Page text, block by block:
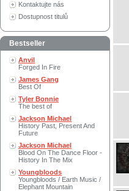
Kontaktujte nás
Dostupnost titulů
Bestseller
Anvil
Forged In Fire
James Gang
Best Of
Tyler Bonnie
The best of
Jackson Michael
History Past, Present And
Future
Jackson Michael
Blood On The Dance Floor -
History In The Mix
Youngbloods
Youngbloods / Earth Music /
Elephant Mountain